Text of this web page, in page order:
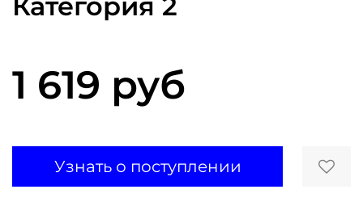
1 619 руб
Узнать о поступлении